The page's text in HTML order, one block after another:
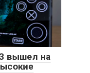
вышел на